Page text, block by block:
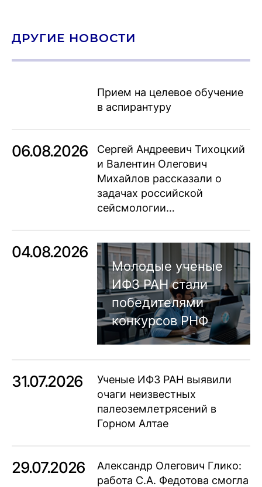
ДРУГИЕ НОВОСТИ
Прием на целевое обучение
в аспирантуру
06.08.2026
Сергей Андреевич Тихоцкий
и Валентин Олегович
Михайлов рассказали о
задачах российской
сейсмологии…
04.08.2026
Молодые ученые
ИФЗ РАН стали
победителями
конкурсов РНФ
31.07.2026
Ученые ИФЗ РАН выявили
очаги неизвестных
палеоземлетрясений в
Горном Алтае
29.07.2026
Александр Олегович Глико:
работа С.А. Федотова смогла